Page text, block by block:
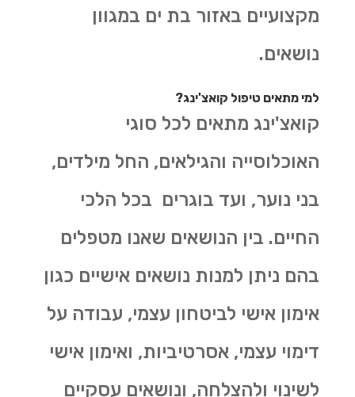
מקצועיים באזור בת ים במגוון
נושאים.
למי מתאים טיפול קואצ'ינג?
קואצ'ינג מתאים לכל סוגי
האוכלוסייה והגילאים, החל מילדים,
בני נוער, ועד בוגרים בכל הלכי
החיים. בין הנושאים שאנו מטפלים
בהם ניתן למנות נושאים אישיים כגון
אימון אישי לביטחון עצמי, עבודה על
דימוי עצמי, אסרטיביות, ואימון אישי
לשינוי ולהצלחה, ונושאים עסקיים